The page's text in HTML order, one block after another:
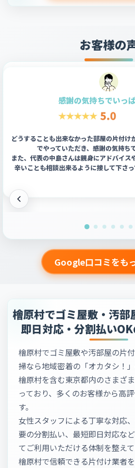
お客様の
感謝の気持ちでいっ
どうすることも出来なかった部屋の片付け
でやっていただき、感謝の気持ち
また、代表の中島さんは親身にアドバイス
辛いことも相談出来るように接して下さっ
Google口コミをも
檜原村でゴミ屋敷・汚部
即日対応・分割払いOK
檜原村でゴミ屋敷や汚部屋の片
掃なら地域密着の「オカタシ！
檜原村を含む東京都内のさまざ
っており、多くのお客様から高
す。
女性スタッフによる丁寧な対応
要の分割払い、最短即日対応な
てご利用いただける体制を整えて
檜原村で信頼できる片付け業者